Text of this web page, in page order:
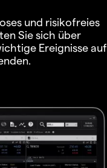
und risikofreies
Sie sich über
Ereignisse auf